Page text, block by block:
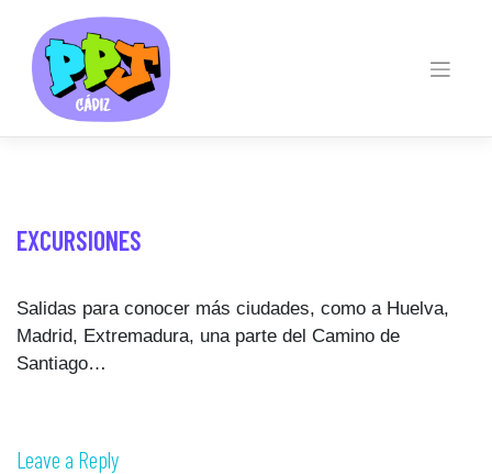
content
EXCURSIONES
Salidas para conocer más ciudades, como a Huelva,
Madrid, Extremadura, una parte del Camino de
Santiago…
Leave a Reply